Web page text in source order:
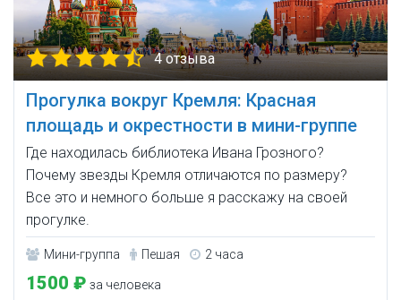
4 отзыва
Прогулка вокруг Кремля: Красная
площадь и окрестности в мини-группе
Где находилась библиотека Ивана Грозного?
Почему звезды Кремля отличаются по размеру?
Все это и немного больше я расскажу на своей
прогулке.
Мини-группа Пешая 2 часа
1500 ₽ за человека